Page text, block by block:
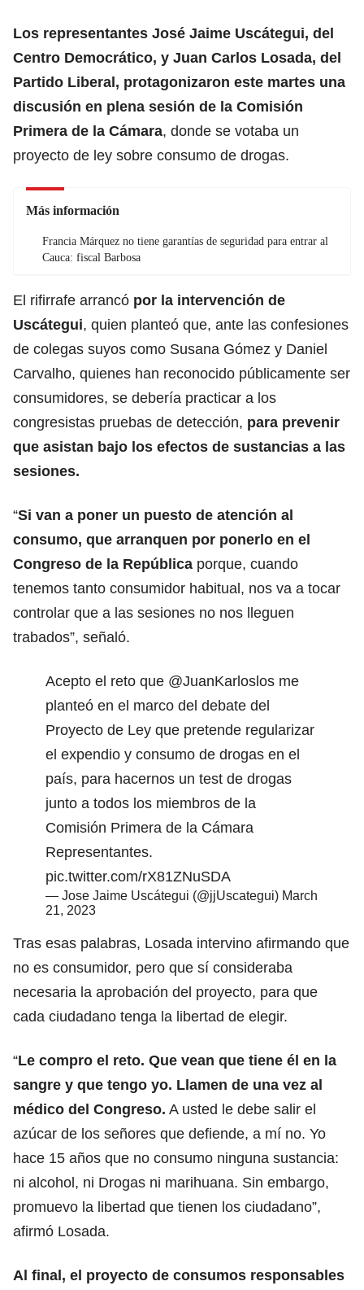
Los representantes José Jaime Uscátegui, del
Centro Democrático, y Juan Carlos Losada, del
Partido Liberal, protagonizaron este martes una
discusión en plena sesión de la Comisión
Primera de la Cámara, donde se votaba un
proyecto de ley sobre consumo de drogas.
Más información
Francia Márquez no tiene garantías de seguridad para entrar al
Cauca: fiscal Barbosa
El rifirrafe arrancó por la intervención de
Uscátegui, quien planteó que, ante las confesiones
de colegas suyos como Susana Gómez y Daniel
Carvalho, quienes han reconocido públicamente ser
consumidores, se debería practicar a los
congresistas pruebas de detección, para prevenir
que asistan bajo los efectos de sustancias a las
sesiones.
“Si van a poner un puesto de atención al
consumo, que arranquen por ponerlo en el
Congreso de la República porque, cuando
tenemos tanto consumidor habitual, nos va a tocar
controlar que a las sesiones no nos lleguen
trabados”, señaló.
Acepto el reto que @JuanKarloslos me
planteó en el marco del debate del
Proyecto de Ley que pretende regularizar
el expendio y consumo de drogas en el
país, para hacernos un test de drogas
junto a todos los miembros de la
Comisión Primera de la Cámara
Representantes.
pic.twitter.com/rX81ZNuSDA
— Jose Jaime Uscátegui (@jjUscategui) March
21, 2023
Tras esas palabras, Losada intervino afirmando que
no es consumidor, pero que sí consideraba
necesaria la aprobación del proyecto, para que
cada ciudadano tenga la libertad de elegir.
“Le compro el reto. Que vean que tiene él en la
sangre y que tengo yo. Llamen de una vez al
médico del Congreso. A usted le debe salir el
azúcar de los señores que defiende, a mí no. Yo
hace 15 años que no consumo ninguna sustancia:
ni alcohol, ni Drogas ni marihuana. Sin embargo,
promuevo la libertad que tienen los ciudadano”,
afirmó Losada.
Al final, el proyecto de consumos responsables